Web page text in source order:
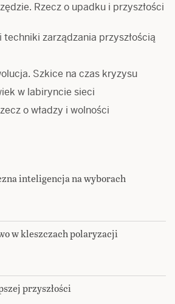
Rzecz o upadku i przyszłości
techniki zarządzania przyszłością
Szkice na czas kryzysu
w labiryncie sieci
o władzy i wolności
inteligencja na wyborach
w kleszczach polaryzacji
przyszłości